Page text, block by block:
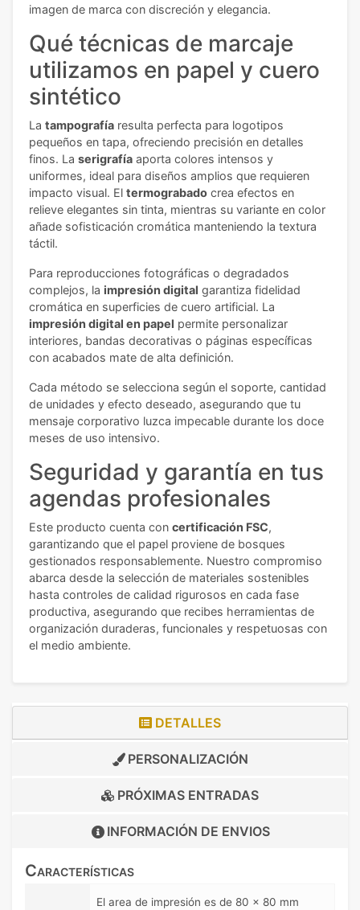
imagen de marca con discreción y elegancia.
Qué técnicas de marcaje
utilizamos en papel y cuero
sintético
La tampografía resulta perfecta para logotipos
pequeños en tapa, ofreciendo precisión en detalles
finos. La serigrafía aporta colores intensos y
uniformes, ideal para diseños amplios que requieren
impacto visual. El termograbado crea efectos en
relieve elegantes sin tinta, mientras su variante en color
añade sofisticación cromática manteniendo la textura
táctil.
Para reproducciones fotográficas o degradados
complejos, la impresión digital garantiza fidelidad
cromática en superficies de cuero artificial. La
impresión digital en papel permite personalizar
interiores, bandas decorativas o páginas específicas
con acabados mate de alta definición.
Cada método se selecciona según el soporte, cantidad
de unidades y efecto deseado, asegurando que tu
mensaje corporativo luzca impecable durante los doce
meses de uso intensivo.
Seguridad y garantía en tus
agendas profesionales
Este producto cuenta con certificación FSC,
garantizando que el papel proviene de bosques
gestionados responsablemente. Nuestro compromiso
abarca desde la selección de materiales sostenibles
hasta controles de calidad rigurosos en cada fase
productiva, asegurando que recibes herramientas de
organización duraderas, funcionales y respetuosas con
el medio ambiente.
DETALLES
PERSONALIZACIÓN
PRÓXIMAS ENTRADAS
INFORMACIÓN DE ENVIOS
Características
El area de impresión es de 80 x 80 mm